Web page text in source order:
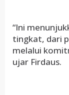
“Ini
tingkat, dari
melalui
ujar Firdaus.